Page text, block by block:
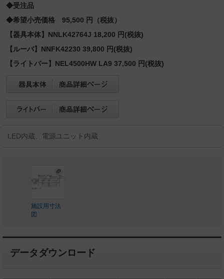
◆受注品
◆希望小売価格 95,500 円（税抜）
【器具本体】NNLK42764J 18,200 円(税抜)
【ルーバ】NNFK42230 39,800 円(税抜)
【ライトバー】NEL4500HW LA9 37,500 円(税抜)
LED内蔵、電源ユニット内蔵
施設用寸法
図
データダウンロード